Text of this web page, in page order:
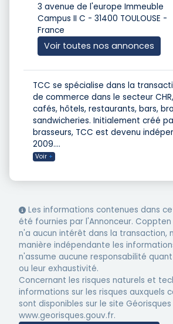
3 avenue de l'europe Immeuble
Campus II C - 31400 TOULOUSE -
France
Voir toutes nos annonces
TCC se spécialise dans la
de commerce dans le secteur
cafés, hôtels, restaurants, bars,
sandwicheries. Initialement créé
brasseurs, TCC est devenu
2009....
Voir +
Les informations contenues dans
été fournies par l'Annonceur.
n'a aucun intérêt dans la transaction,
manière indépendante les
n'assume aucune responsabilité
ou leur exhaustivité.
Concernant les risques naturels et
informations sur les risques auxquels
sont disponibles sur le site Géorisques
www.georisques.gouv.fr.